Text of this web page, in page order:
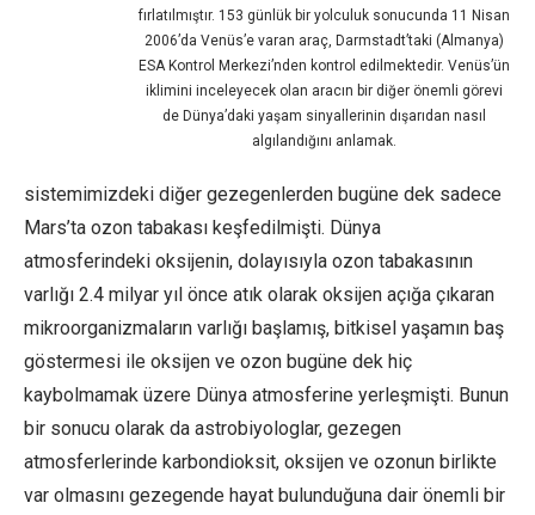
fırlatılmıştır. 153 günlük bir yolculuk sonucunda 11 Nisan
2006’da Venüs’e varan araç, Darmstadt’taki (Almanya)
ESA Kontrol Merkezi’nden kontrol edilmektedir. Venüs’ün
iklimini inceleyecek olan aracın bir diğer önemli görevi
de Dünya’daki yaşam sinyallerinin dışarıdan nasıl
algılandığını anlamak.
sistemimizdeki diğer gezegenlerden bugüne dek sadece
Mars’ta ozon tabakası keşfedilmişti. Dünya
atmosferindeki oksijenin, dolayısıyla ozon tabakasının
varlığı 2.4 milyar yıl önce atık olarak oksijen açığa çıkaran
mikroorganizmaların varlığı başlamış, bitkisel yaşamın baş
göstermesi ile oksijen ve ozon bugüne dek hiç
kaybolmamak üzere Dünya atmosferine yerleşmişti. Bunun
bir sonucu olarak da astrobiyologlar, gezegen
atmosferlerinde karbondioksit, oksijen ve ozonun birlikte
var olmasını gezegende hayat bulunduğuna dair önemli bir